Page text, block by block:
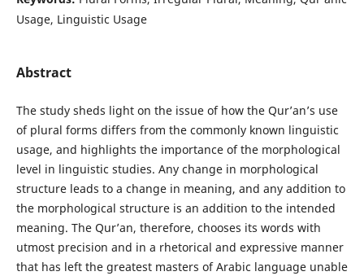
Usage, Linguistic Usage
Abstract
The study sheds light on the issue of how the Qur’an’s use
of plural forms differs from the commonly known linguistic
usage, and highlights the importance of the morphological
level in linguistic studies. Any change in morphological
structure leads to a change in meaning, and any addition to
the morphological structure is an addition to the intended
meaning. The Qur’an, therefore, chooses its words with
utmost precision and in a rhetorical and expressive manner
that has left the greatest masters of Arabic language unable